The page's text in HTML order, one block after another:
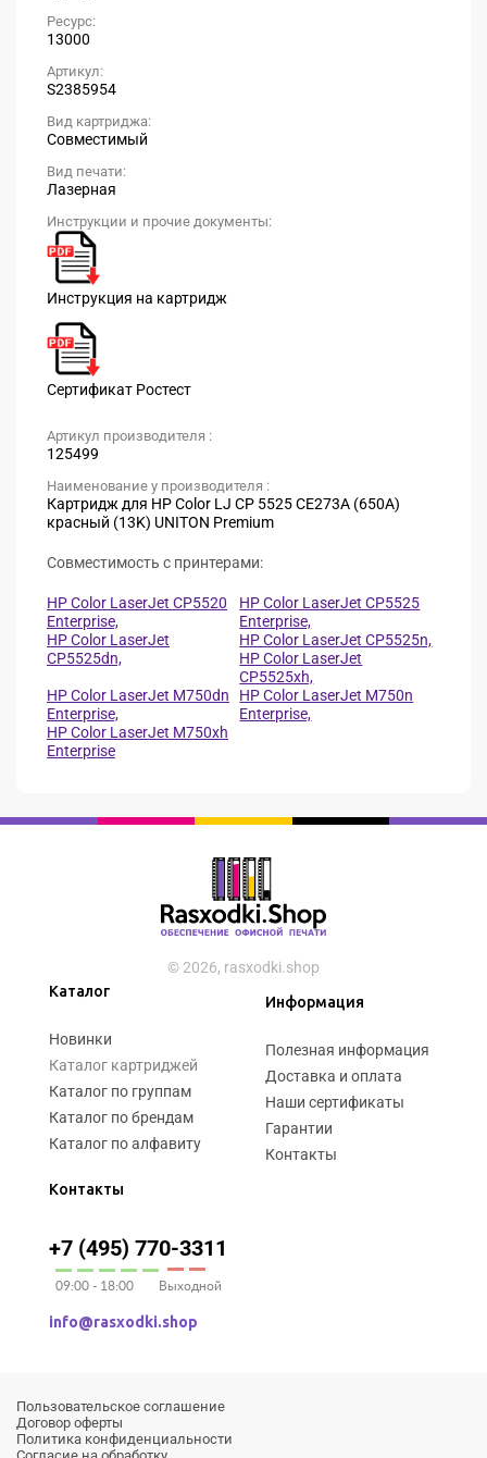
Ресурс:
13000
Артикул:
S2385954
Вид картриджа:
Совместимый
Вид печати:
Лазерная
Инструкции и прочие документы:
Инструкция на картридж
Сертификат Ростест
Артикул производителя :
125499
Наименование у производителя :
Картридж для HP Color LJ CP 5525 CE273A (650A)
красный (13K) UNITON Premium
Совместимость с принтерами:
HP Color LaserJet CP5520
Enterprise,
HP Color LaserJet CP5525
Enterprise,
HP Color LaserJet
CP5525dn,
HP Color LaserJet CP5525n,
HP Color LaserJet
CP5525xh,
HP Color LaserJet M750dn
Enterprise,
HP Color LaserJet M750n
Enterprise,
HP Color LaserJet M750xh
Enterprise
© 2026, rasxodki.shop
Каталог
Новинки
Каталог картриджей
Каталог по группам
Каталог по брендам
Каталог по алфавиту
Информация
Полезная информация
Доставка и оплата
Наши сертификаты
Гарантии
Контакты
Контакты
+7 (495) 770-3311
09:00 - 18:00 Выходной
info@rasxodki.shop
Пользовательское соглашение
Договор оферты
Политика конфиденциальности